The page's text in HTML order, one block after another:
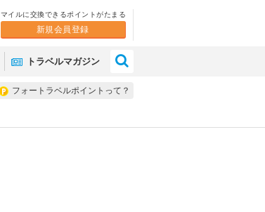
マイルに交換できるポイントがたまる
新規会員登録
トラベルマガジン
フォートラベルポイントって？